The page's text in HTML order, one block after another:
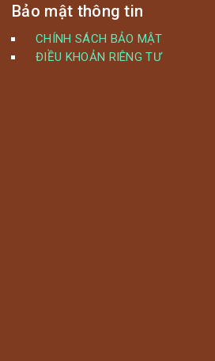
Bảo mật thông tin
CHÍNH SÁCH BẢO MẬT
ĐIỀU KHOẢN RIÊNG TƯ